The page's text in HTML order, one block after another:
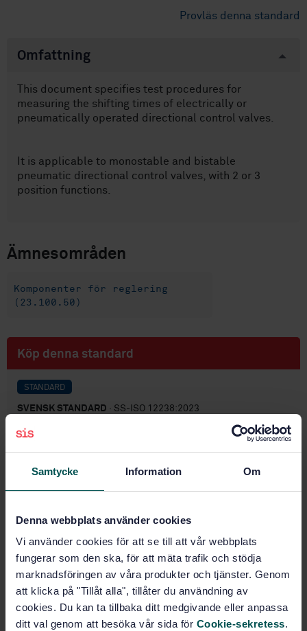
Samtycke Information Om
Denna webbplats använder cookies
Vi använder cookies för att se till att vår webbplats
fungerar som den ska, för att mäta trafik och stödja
marknadsföringen av våra produkter och tjänster. Genom
att klicka på "Tillåt alla", tillåter du användning av
cookies. Du kan ta tillbaka ditt medgivande eller anpassa
ditt val genom att besöka vår sida för Cookie-sekretess.
Provläs denna standard
Omfattning
This document specifies test procedures for
measuring the shifting times of electrically or
pneumatically operated directional control valves.
It is applicable to monostable and bistable
pneumatic directional control valves, with 2 or 3
position functions.
Ämnesområden
Komponenter för reglering
(23.100.50)
Köp denna standard
STANDARD
SVENSK STANDARD · SS-ISO 12238:2023
Pneumatiska anläggningar - Riktningsventiler -
Mätning av omställningstid (ISO 12238:2023, IDT)
Prenumerera på standarden - Läs mer
PDF
Fler alternativ